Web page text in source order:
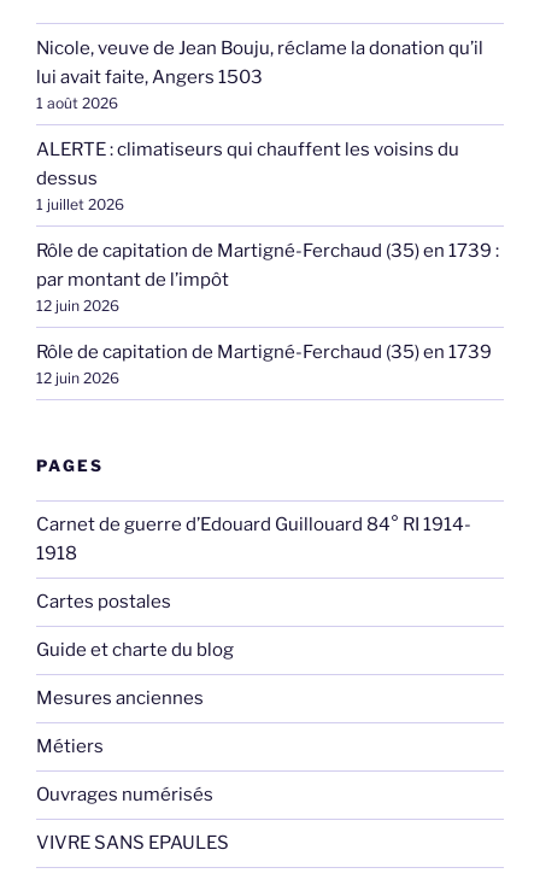
Nicole, veuve de Jean Bouju, réclame la donation qu’il
lui avait faite, Angers 1503
1 août 2026
ALERTE : climatiseurs qui chauffent les voisins du
dessus
1 juillet 2026
Rôle de capitation de Martigné-Ferchaud (35) en 1739 :
par montant de l’impôt
12 juin 2026
Rôle de capitation de Martigné-Ferchaud (35) en 1739
12 juin 2026
PAGES
Carnet de guerre d’Edouard Guillouard 84° RI 1914-
1918
Cartes postales
Guide et charte du blog
Mesures anciennes
Métiers
Ouvrages numérisés
VIVRE SANS EPAULES